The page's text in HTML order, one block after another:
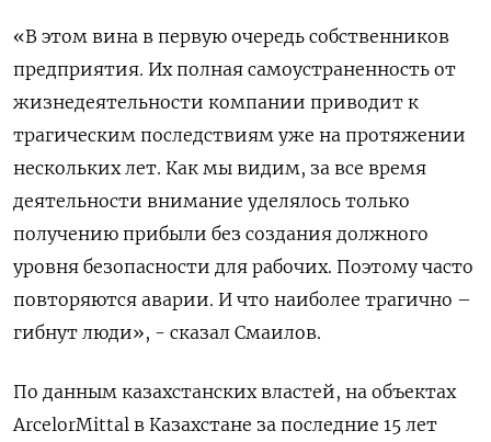
«В этом вина в первую очередь собственников
предприятия. Их полная самоустраненность от
жизнедеятельности компании приводит к
трагическим последствиям уже на протяжении
нескольких лет. Как мы видим, за все время
деятельности внимание уделялось только
получению прибыли без создания должного
уровня безопасности для рабочих. Поэтому часто
повторяются аварии. И что наиболее трагично –
гибнут люди», - сказал Смаилов.
По данным казахстанских властей, на объектах
ArcelorMittal в Казахстане за последние 15 лет